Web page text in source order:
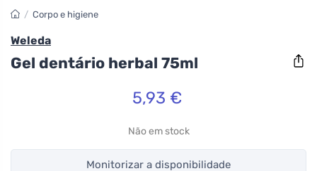
/ Corpo e higiene
Weleda
Gel dentário herbal 75ml
5,93 €
Não em stock
Monitorizar a disponibilidade